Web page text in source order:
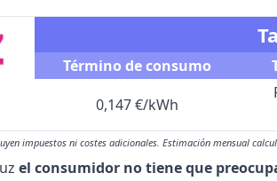
Término de consumo
0,147 €/kWh
impuestos ni costes adicionales. Estimación mensual
el consumidor no tiene que